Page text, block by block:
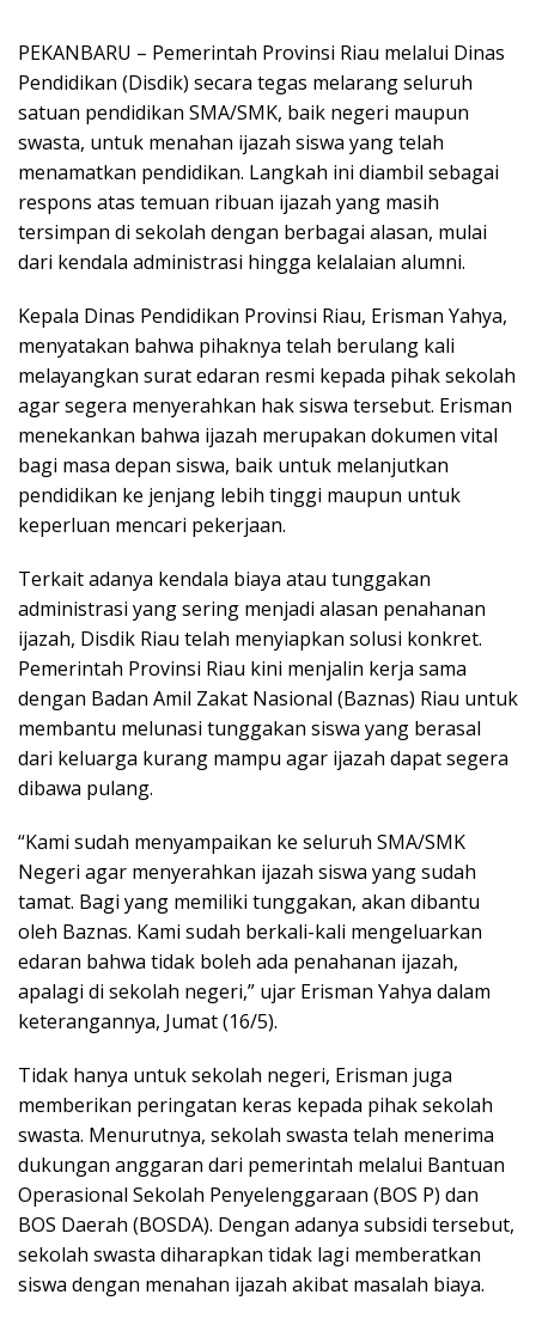
PEKANBARU – Pemerintah Provinsi Riau melalui Dinas
Pendidikan (Disdik) secara tegas melarang seluruh
satuan pendidikan SMA/SMK, baik negeri maupun
swasta, untuk menahan ijazah siswa yang telah
menamatkan pendidikan. Langkah ini diambil sebagai
respons atas temuan ribuan ijazah yang masih
tersimpan di sekolah dengan berbagai alasan, mulai
dari kendala administrasi hingga kelalaian alumni.
Kepala Dinas Pendidikan Provinsi Riau, Erisman Yahya,
menyatakan bahwa pihaknya telah berulang kali
melayangkan surat edaran resmi kepada pihak sekolah
agar segera menyerahkan hak siswa tersebut. Erisman
menekankan bahwa ijazah merupakan dokumen vital
bagi masa depan siswa, baik untuk melanjutkan
pendidikan ke jenjang lebih tinggi maupun untuk
keperluan mencari pekerjaan.
Terkait adanya kendala biaya atau tunggakan
administrasi yang sering menjadi alasan penahanan
ijazah, Disdik Riau telah menyiapkan solusi konkret.
Pemerintah Provinsi Riau kini menjalin kerja sama
dengan Badan Amil Zakat Nasional (Baznas) Riau untuk
membantu melunasi tunggakan siswa yang berasal
dari keluarga kurang mampu agar ijazah dapat segera
dibawa pulang.
“Kami sudah menyampaikan ke seluruh SMA/SMK
Negeri agar menyerahkan ijazah siswa yang sudah
tamat. Bagi yang memiliki tunggakan, akan dibantu
oleh Baznas. Kami sudah berkali-kali mengeluarkan
edaran bahwa tidak boleh ada penahanan ijazah,
apalagi di sekolah negeri,” ujar Erisman Yahya dalam
keterangannya, Jumat (16/5).
Tidak hanya untuk sekolah negeri, Erisman juga
memberikan peringatan keras kepada pihak sekolah
swasta. Menurutnya, sekolah swasta telah menerima
dukungan anggaran dari pemerintah melalui Bantuan
Operasional Sekolah Penyelenggaraan (BOS P) dan
BOS Daerah (BOSDA). Dengan adanya subsidi tersebut,
sekolah swasta diharapkan tidak lagi memberatkan
siswa dengan menahan ijazah akibat masalah biaya.